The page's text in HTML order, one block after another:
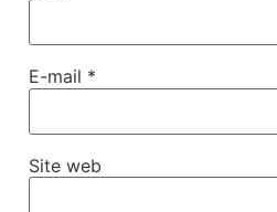
E-mail *
Site web